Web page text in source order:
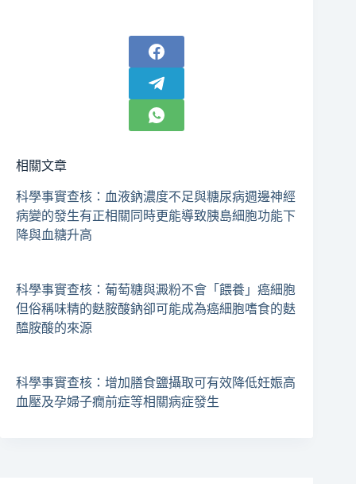
相關文章
科學事實查核：血液鈉濃度不足與糖尿病週邊神經
病變的發生有正相關同時更能導致胰島細胞功能下
降與血糖升高
科學事實查核：葡萄糖與澱粉不會「餵養」癌細胞
但俗稱味精的麩胺酸鈉卻可能成為癌細胞嗜食的麩
醯胺酸的來源
科學事實查核：增加膳食鹽攝取可有效降低妊娠高
血壓及孕婦子癇前症等相關病症發生